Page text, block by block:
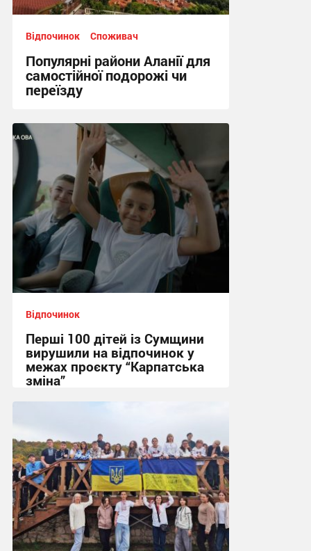
Відпочинок Споживач
Популярні райони Аланії для
самостійної подорожі чи
переїзду
10:52, 17.07.2026
Відпочинок
Перші 100 дітей із Сумщини
вирушили на відпочинок у
межах проєкту “Карпатська
зміна”